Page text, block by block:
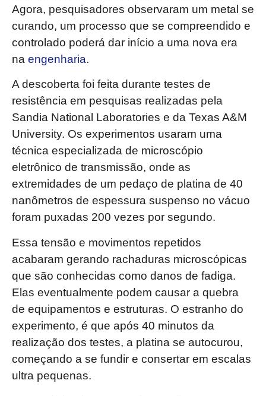
Agora, pesquisadores observaram um metal se
curando, um processo que se compreendido e
controlado poderá dar início a uma nova era
na engenharia.
A descoberta foi feita durante testes de
resistência em pesquisas realizadas pela
Sandia National Laboratories e da Texas A&M
University. Os experimentos usaram uma
técnica especializada de microscópio
eletrônico de transmissão, onde as
extremidades de um pedaço de platina de 40
nanômetros de espessura suspenso no vácuo
foram puxadas 200 vezes por segundo.
Essa tensão e movimentos repetidos
acabaram gerando rachaduras microscópicas
que são conhecidas como danos de fadiga.
Elas eventualmente podem causar a quebra
de equipamentos e estruturas. O estranho do
experimento, é que após 40 minutos da
realização dos testes, a platina se autocurou,
começando a se fundir e consertar em escalas
ultra pequenas.